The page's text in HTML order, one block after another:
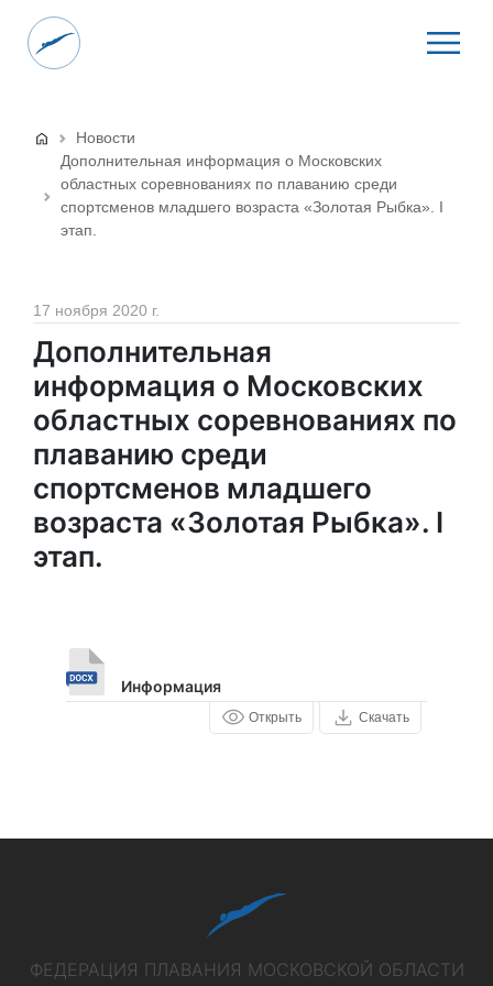
Новости
Дополнительная информация о Московских
областных соревнованиях по плаванию среди
спортсменов младшего возраста «Золотая Рыбка». I
этап.
17 ноября 2020 г.
Дополнительная
информация о Московских
областных соревнованиях по
плаванию среди
спортсменов младшего
возраста «Золотая Рыбка». I
этап.
Информация
Открыть Скачать
ФЕДЕРАЦИЯ ПЛАВАНИЯ МОСКОВСКОЙ ОБЛАСТИ